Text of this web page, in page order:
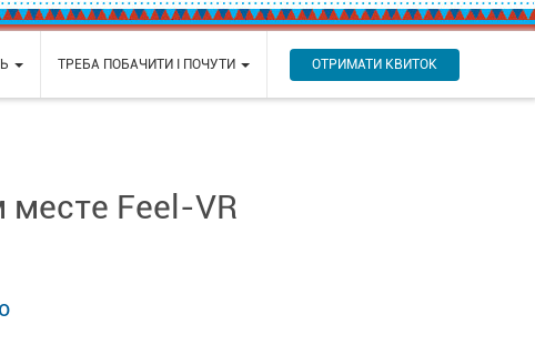
ТРЕБА ПОБАЧИТИ І ПОЧУТИ ОТРИМАТИ КВИТОК
месте Feel-VR